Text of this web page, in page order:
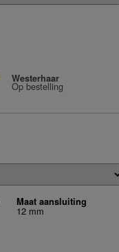
Westerhaar
Op bestelling
Maat aansluiting
12 mm